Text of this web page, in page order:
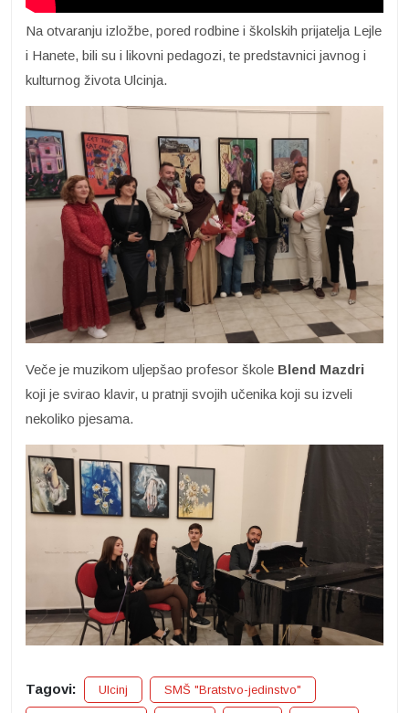
Na otvaranju izložbe, pored rodbine i školskih prijatelja Lejle
i Hanete, bili su i likovni pedagozi, te predstavnici javnog i
kulturnog života Ulcinja.
Veče je muzikom uljepšao profesor škole Blend Mazdri
koji je svirao klavir, u pratnji svojih učenika koji su izveli
nekoliko pjesama.
Tagovi: Ulcinj SMŠ "Bratstvo-jedinstvo"